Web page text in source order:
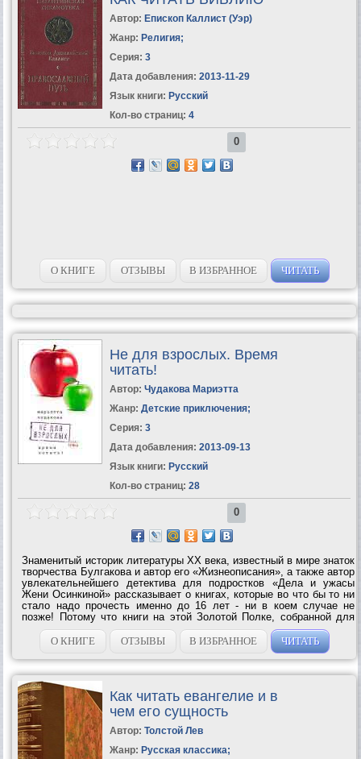
Автор: Епископ Каллист (Уэр)
Жанр: Религия;
Серия: 3
Дата добавления: 2013-11-29
Язык книги: Русский
Кол-во страниц: 4
0
О КНИГЕ ОТЗЫВЫ В ИЗБРАННОЕ ЧИТАТЬ
Не для взрослых. Время
читать!
Автор: Чудакова Мариэтта
Жанр: Детские приключения;
Серия: 3
Дата добавления: 2013-09-13
Язык книги: Русский
Кол-во страниц: 28
0
Знаменитый историк литературы ХХ века, известный в мире знаток
творчества Булгакова и автор его «Жизнеописания», а также автор
увлекательнейшего детектива для подростков «Дела и ужасы
Жени Осинкиной» рассказывает о книгах, которые во что бы то ни
стало надо прочесть именно до 16 лет - ни в коем случае не
позже! Потому что книги на этой Золотой Полке, собранной для
вас Мариэттой Чудаковой, так хитро написаны, что если вы
опоздаете и...
О КНИГЕ ОТЗЫВЫ В ИЗБРАННОЕ ЧИТАТЬ
Как читать евангелие и в
чем его сущность
Автор: Толстой Лев
Жанр: Русская классика;